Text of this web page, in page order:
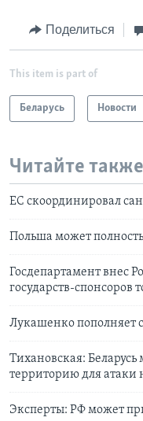
Поделиться
This item is part of
Беларусь Новости
Читайте также
ЕС скоординировал
Польша может
Госдепартамент внес
государств-спонсоров
Лукашенко пополняет
Тихановская:
территорию для атаки
Эксперты: РФ может